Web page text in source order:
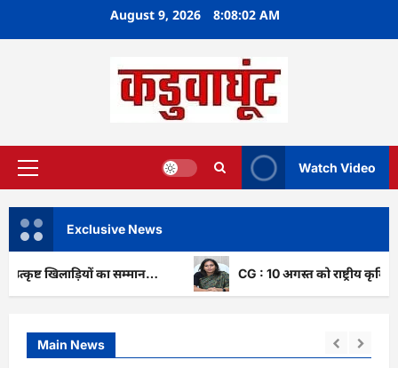
August 9, 2026 8:08:03 AM
Primary
Watch Video
Exclusive News
का सम्मान… CG : 10 अगस्त को राष्ट्रीय कृमि मुक्ति
Main News